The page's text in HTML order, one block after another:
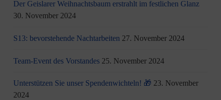
Der Geislarer Weihnachtsbaum erstrahlt im festlichen Glanz
30. November 2024
S13: bevorstehende Nachtarbeiten 27. November 2024
Team-Event des Vorstandes 25. November 2024
Unterstützen Sie unser Spendenwichteln! 🎁 23. November
2024